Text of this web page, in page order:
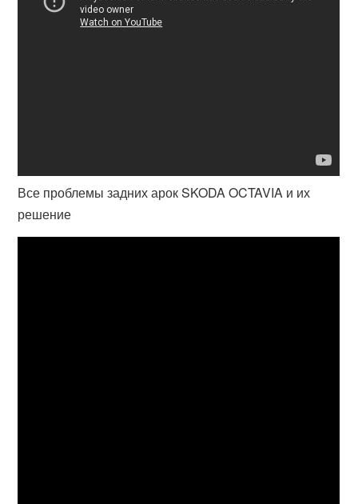
Все проблемы задних арок SKODA OCTAVIA и их
решение